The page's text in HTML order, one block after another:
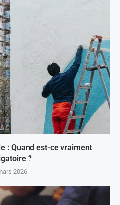
: Quand est-ce vraiment
?
2026